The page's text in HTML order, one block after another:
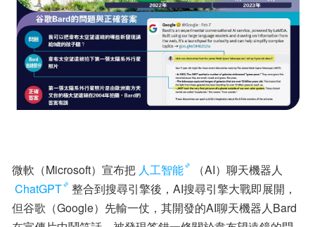
微軟（Microsoft）宣布把 人工智能
（AI）聊天機器人
ChatGPT
整合到搜尋引擎後，AI搜尋引擎大戰即展開，
但谷歌（Google）先輸一仗，其開發的AI聊天機器人Bard